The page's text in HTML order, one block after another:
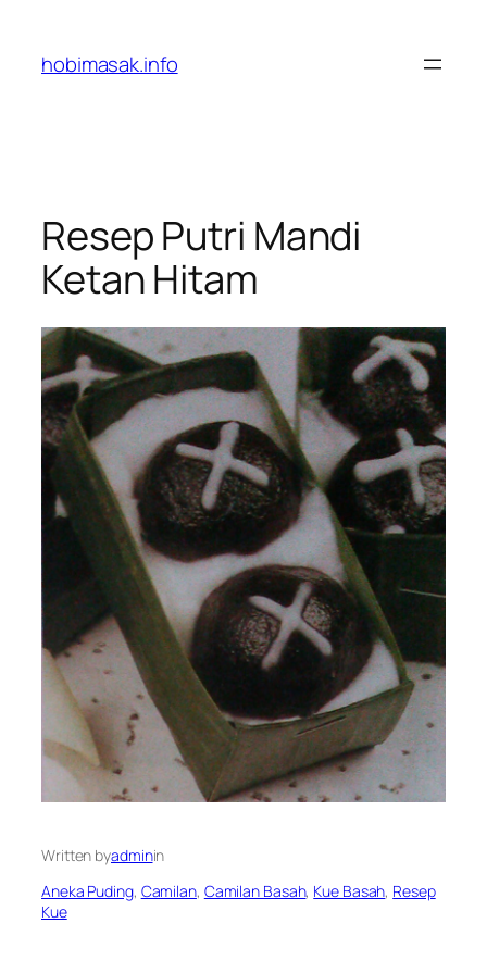
content
hobimasak.info
Resep Putri Mandi
Ketan Hitam
Written byadminin
Aneka Puding, Camilan, Camilan Basah, Kue Basah, Resep
Kue